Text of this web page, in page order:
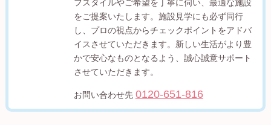
フスタイルやご希望を丁寧に伺い、最適な施設
をご提案いたします。施設見学にも必ず同行
し、プロの視点からチェックポイントをアドバ
イスさせていただきます。新しい生活がより豊
かで安心なものとなるよう、誠心誠意サポート
させていただきます。
お問い合わせ先 0120-651-816